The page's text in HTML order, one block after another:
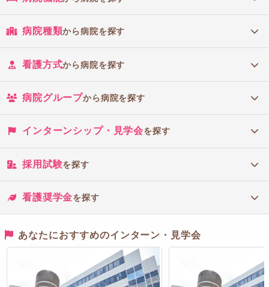
病院種類から病院を探す
看護方式から病院を探す
病院グループから病院を探す
インターンシップ・見学会を探す
採用試験を探す
看護奨学金を探す
あなたにおすすめのインターン・見学会